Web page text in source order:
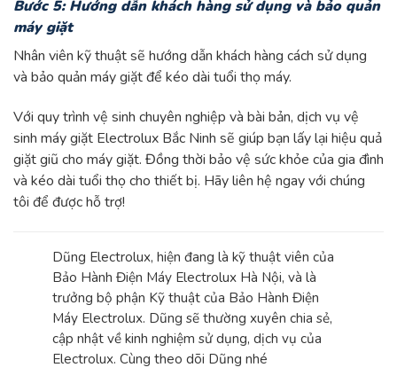
Bước 5: Hướng dẫn khách hàng sử dụng và bảo quản
máy giặt
Nhân viên kỹ thuật sẽ hướng dẫn khách hàng cách sử dụng
và bảo quản máy giặt để kéo dài tuổi thọ máy.
Với quy trình vệ sinh chuyên nghiệp và bài bản, dịch vụ vệ
sinh máy giặt Electrolux Bắc Ninh sẽ giúp bạn lấy lại hiệu quả
giặt giũ cho máy giặt. Đồng thời bảo vệ sức khỏe của gia đình
và kéo dài tuổi thọ cho thiết bị. Hãy liên hệ ngay với chúng
tôi để được hỗ trợ!
Dũng Electrolux, hiện đang là kỹ thuật viên của
Bảo Hành Điện Máy Electrolux Hà Nội, và là
trưởng bộ phận Kỹ thuật của Bảo Hành Điện
Máy Electrolux. Dũng sẽ thường xuyên chia sẻ,
cập nhật về kinh nghiệm sử dụng, dịch vụ của
Electrolux. Cùng theo dõi Dũng nhé